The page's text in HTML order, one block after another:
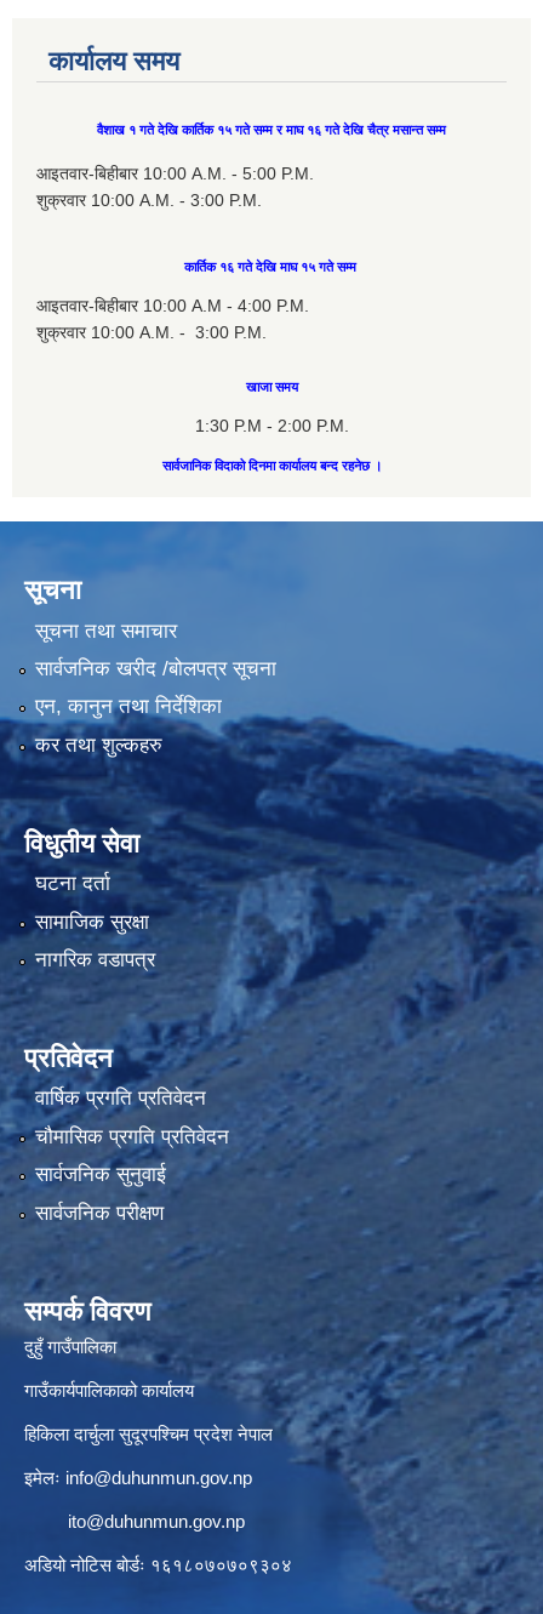
कार्यालय समय
वैशाख १ गते देखि कार्तिक १५ गते सम्म र माघ १६ गते देखि चैत्र मसान्त सम्म
आइतवार-बिहीबार 10:00 A.M. - 5:00 P.M.
शुक्रवार 10:00 A.M. - 3:00 P.M.
कार्तिक १६ गते देखि माघ १५ गते सम्म
आइतवार-बिहीबार 10:00 A.M - 4:00 P.M.
शुक्रवार 10:00 A.M. - 3:00 P.M.
खाजा समय
1:30 P.M - 2:00 P.M.
सार्वजानिक विदाको दिनमा कार्यालय बन्द रहनेछ ।
सूचना
सूचना तथा समाचार
सार्वजनिक खरीद /बोलपत्र सूचना
एन, कानुन तथा निर्देशिका
कर तथा शुल्कहरु
विधुतीय सेवा
घटना दर्ता
सामाजिक सुरक्षा
नागरिक वडापत्र
प्रतिवेदन
वार्षिक प्रगति प्रतिवेदन
चौमासिक प्रगति प्रतिवेदन
सार्वजनिक सुनुवाई
सार्वजनिक परीक्षण
सम्पर्क विवरण
दुहुँ गाउँपालिका
गाउँकार्यपालिकाको कार्यालय
हिकिला दार्चुला सुदूरपश्चिम प्रदेश नेपाल
इमेलः info@duhunmun.gov.np
ito@duhunmun.gov.np
अडियो नोटिस बोर्डः १६१८०७०७०९३०४